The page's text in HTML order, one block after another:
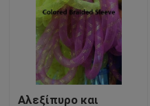
Εύκαμπτη σωλήνωση
θερμότητα - shrinkable
Ζαρωμένη εύκαμπτη
Αλεξίπυρο και